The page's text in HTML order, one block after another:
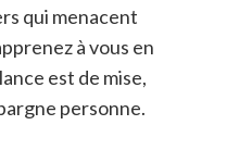
qui menacent
à vous en
est de mise,
personne.